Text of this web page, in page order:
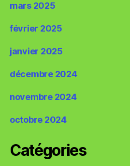
mars 2025
février 2025
janvier 2025
décembre 2024
novembre 2024
octobre 2024
Catégories